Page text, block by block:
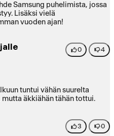
Samsung puhelimista, jossa
Lisäksi vielä
vuoden ajan!
0 4
tuntui vähän suurelta
äkkiähän tähän tottui.
3 0